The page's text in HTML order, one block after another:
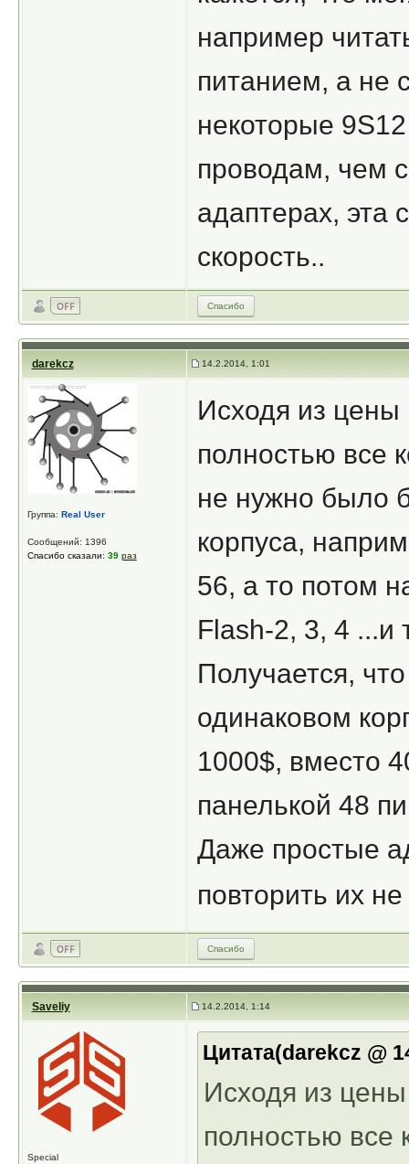
например
питанием, а не
некоторые
проводам, чем
адаптерах, эта
скорость..
Спасибо
darekcz 14.2.2014, 1:01
Группа: Real User
Сообщений: 1396
Спасибо сказали: 39 раз
Исходя из цены
полностью все
не нужно было
корпуса,
56, а то потом
Flash-2, 3, 4 ...и
Получается,
одинаковом
1000$, вместо
панелькой 48
Даже простые
повторить их
Спасибо
Saveliy 14.2.2014, 1:14
Special
Цитата(darekcz @
Исходя из
полностью все